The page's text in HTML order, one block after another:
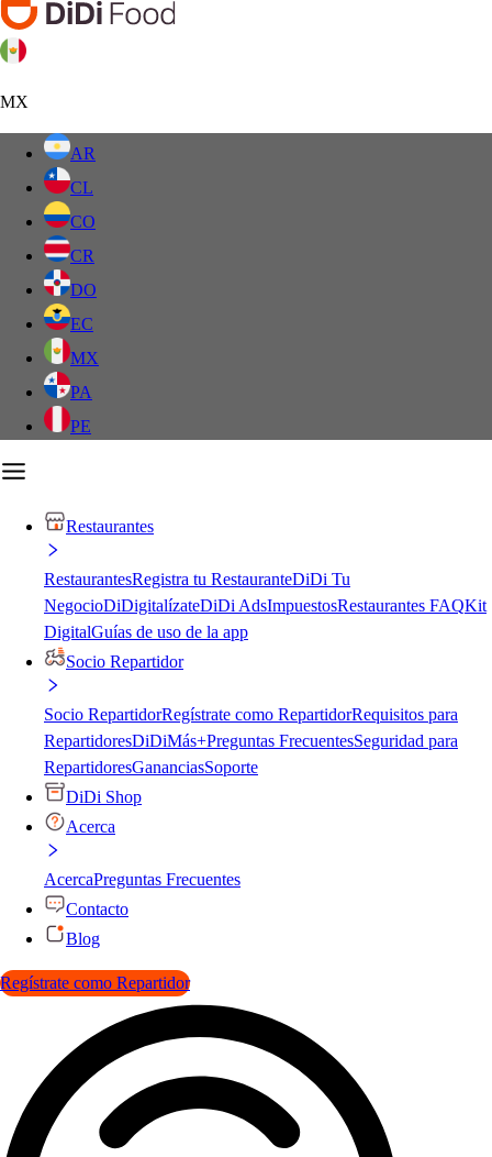
MX
AR
CL
CO
CR
DO
EC
MX
PA
PE
Restaurantes
RestaurantesRegistra tu RestauranteDiDi Tu
NegocioDiDigitalízateDiDi AdsImpuestosRestaurantes FAQKit
DigitalGuías de uso de la app
Socio Repartidor
Socio RepartidorRegístrate como RepartidorRequisitos para
RepartidoresDiDiMás+Preguntas FrecuentesSeguridad para
RepartidoresGananciasSoporte
DiDi Shop
Acerca
AcercaPreguntas Frecuentes
Contacto
Blog
Regístrate como Repartidor